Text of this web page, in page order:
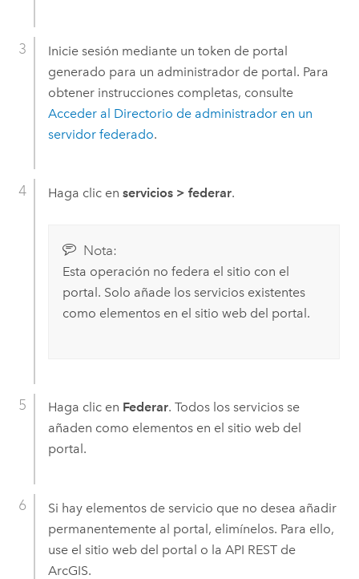
Inicie sesión mediante un token de portal
generado para un administrador de portal. Para
obtener instrucciones completas, consulte
Acceder al Directorio de administrador en un
servidor federado.
Haga clic en servicios > federar.
Nota:
Esta operación no federa el sitio con el
portal. Solo añade los servicios existentes
como elementos en el sitio web del portal.
Haga clic en Federar. Todos los servicios se
añaden como elementos en el sitio web del
portal.
Si hay elementos de servicio que no desea añadir
permanentemente al portal, elimínelos. Para ello,
use el sitio web del portal o la API REST de
ArcGIS.